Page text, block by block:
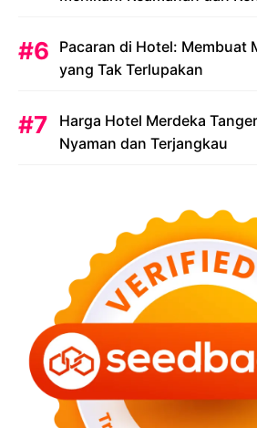
Pacaran di Hotel: Membuat
yang Tak Terlupakan
Harga Hotel Merdeka
Nyaman dan Terjangkau